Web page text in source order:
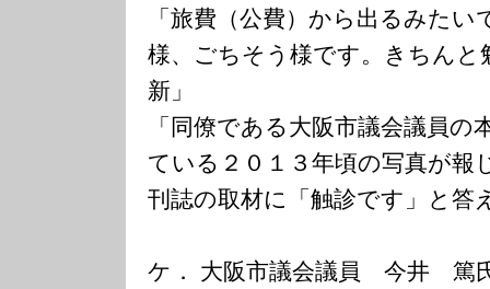
「旅費（公費）から出るみた
様、ごちそう様です。きちんと
新」
「同僚である大阪市議会議員
ている２０１３年頃の写真が報
刊誌の取材に「触診です」と答
ケ． 大阪市議会議員 今井 篤